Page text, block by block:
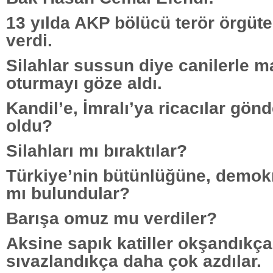
13 yılda AKP bölücü terör
verdi.
Silahlar sussun diye canilerle
oturmayı göze aldı.
Kandil’e, İmralı’ya ricacılar
oldu?
Silahları mı bıraktılar?
Türkiye’nin bütünlüğüne,
mı bulundular?
Barışa omuz mu verdiler?
Aksine sapık katiller
sıvazlandıkça daha çok azdılar.